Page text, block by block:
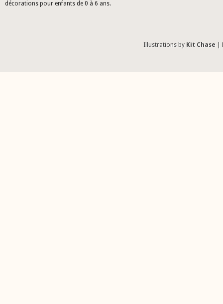
décorations pour enfants de 0 à 6 ans.
Illustrations by Kit Chase